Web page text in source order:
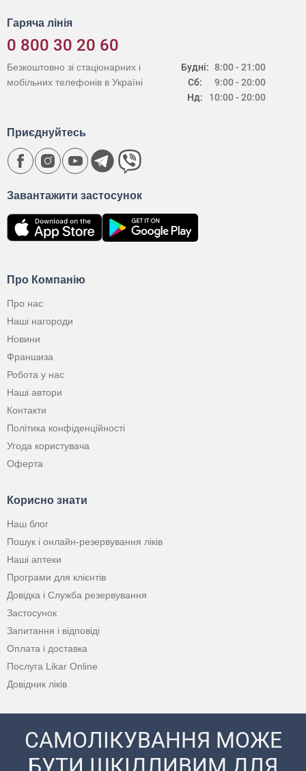
Гаряча лінія
0 800 30 20 60
Будні:
Сб:
Нд:
8:00 - 21:00
9:00 - 20:00
10:00 - 20:00
Безкоштовно зі стаціонарних і
мобільних телефонів в Україні
Про Компанію
Про нас
Наші нагороди
Новини
Франшиза
Робота у нас
Наші автори
Контакти
Політика конфіденційності
Угода користувача
Оферта
Корисно знати
Наш блог
Пошук і онлайн-резервування ліків
Наші аптеки
Програми для клієнтів
Довідка і Служба резервування
Застосунок
Запитання і відповіді
Оплата і доставка
Послуга Likar Online
Довідник ліків
Завантажити застосунок
Приєднуйтесь
САМОЛІКУВАННЯ МОЖЕ